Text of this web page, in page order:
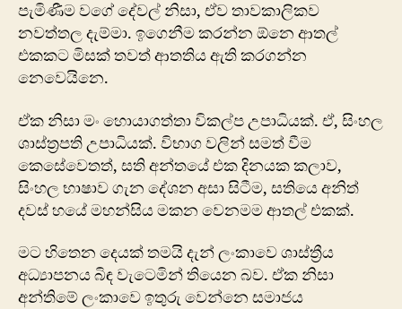
පැමිණීම වගේ දේවල් නිසා, ඒව තාවකාලිකව
නවත්තල දැම්මා. ඉගෙනීම කරන්න ඕනෙ ආතල්
එකකට මිසක් තවත් ආතතිය ඇති කරගන්න
නෙවෙයිනෙ.
ඒක නිසා මං හොයාගත්තා විකල්ප උපාධියක්. ඒ, සිංහල
ශාස්ත්‍රපති උපාධියක්. විභාග වලින් සමත් වීම
කෙසේවෙතත්, සති අන්තයේ එක දිනයක කලාව,
සිංහල භාෂාව ගැන දේශන අසා සිටීම, සතියෙ අනිත්
දවස් හයේ මහන්සිය මකන වෙනමම ආතල් එකක්.
මට හිතෙන දෙයක් තමයි දැන් ලංකාවෙ ශාස්ත්‍රීය
අධ්‍යාපනය බිඳ වැටෙමින් තියෙන බව. ඒක නිසා
අන්තිමේ ලංකාවෙ ඉතුරු වෙන්නෙ සමාජය